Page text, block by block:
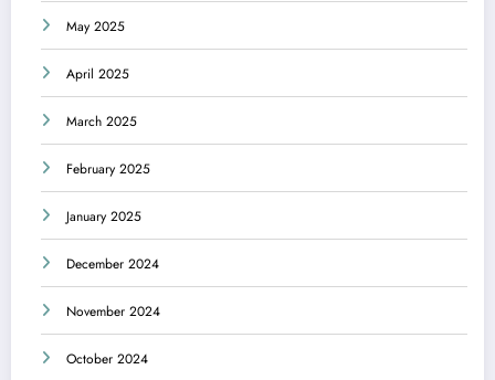
May 2025
April 2025
March 2025
February 2025
January 2025
December 2024
November 2024
October 2024